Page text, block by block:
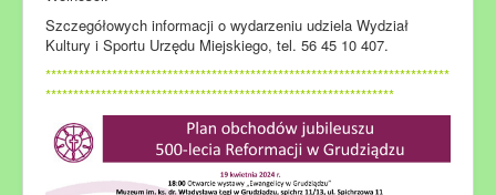
Szczegółowych informacji o wydarzeniu udziela Wydział
Kultury i Sportu Urzędu Miejskiego, tel. 56 45 10 407.
*************************************************************************
***************************************************************